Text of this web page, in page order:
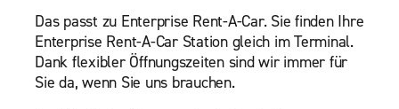
Das passt zu Enterprise Rent-A-Car. Sie finden Ihre
Enterprise Rent-A-Car Station gleich im Terminal.
Dank flexibler Öffnungszeiten sind wir immer für
Sie da, wenn Sie uns brauchen.